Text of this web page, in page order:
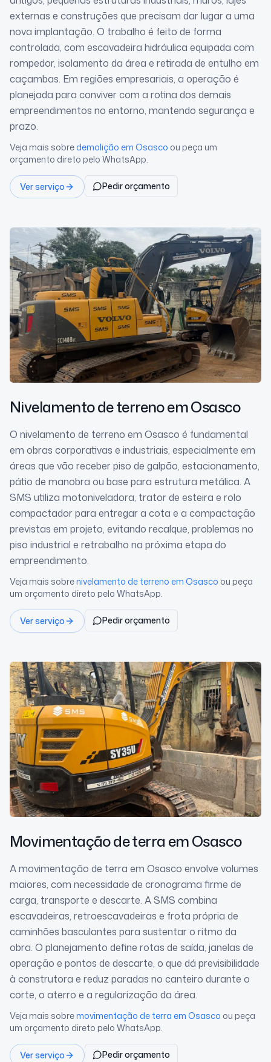
externas e construções que precisam dar lugar a uma
nova implantação. O trabalho é feito de forma
controlada, com escavadeira hidráulica equipada com
rompedor, isolamento da área e retirada de entulho em
caçambas. Em regiões empresariais, a operação é
planejada para conviver com a rotina dos demais
empreendimentos no entorno, mantendo segurança e
prazo.
Veja mais sobredemolição em Osasco ou peça um
orçamento direto pelo WhatsApp.
Ver serviço Pedir orçamento
Nivelamento de terrenoem Osasco
O nivelamento de terreno em Osasco é fundamental
em obras corporativas e industriais, especialmente em
áreas que vão receber piso de galpão, estacionamento,
pátio de manobra ou base para estrutura metálica. A
SMS utiliza motoniveladora, trator de esteira e rolo
compactador para entregar a cota e a compactação
previstas em projeto, evitando recalque, problemas no
piso industrial e retrabalho na próxima etapa do
empreendimento.
Veja mais sobrenivelamento de terreno em Osasco ou peça
um orçamento direto pelo WhatsApp.
Ver serviço Pedir orçamento
Movimentação de terra em Osasco
A movimentação de terra em Osasco envolve volumes
maiores, com necessidade de cronograma firme de
carga, transporte e descarte. A SMS combina
escavadeiras, retroescavadeiras e frota própria de
caminhões basculantes para sustentar o ritmo da
obra. O planejamento define rotas de saída, janelas de
operação e pontos de descarte, o que dá previsibilidade
à construtora e reduz paradas no canteiro durante o
corte, o aterro e a regularização da área.
Veja mais sobremovimentação de terra em Osasco ou peça
um orçamento direto pelo WhatsApp.
Ver serviço Pedir orçamento